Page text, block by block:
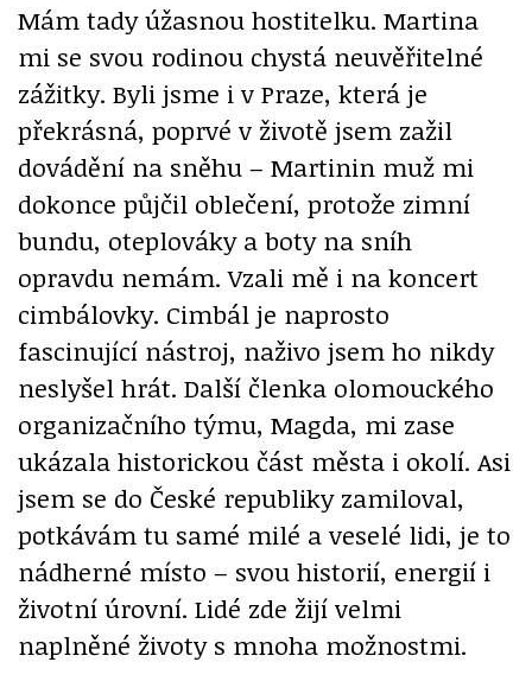
Mám tady úžasnou hostitelku. Martina
mi se svou rodinou chystá neuvěřitelné
zážitky. Byli jsme i v Praze, která je
překrásná, poprvé v životě jsem zažil
dovádění na sněhu – Martinin muž mi
dokonce půjčil oblečení, protože zimní
bundu, oteplováky a boty na sníh
opravdu nemám. Vzali mě i na koncert
cimbálovky. Cimbál je naprosto
fascinující nástroj, naživo jsem ho nikdy
neslyšel hrát. Další členka olomouckého
organizačního týmu, Magda, mi zase
ukázala historickou část města i okolí. Asi
jsem se do České republiky zamiloval,
potkávám tu samé milé a veselé lidi, je to
nádherné místo – svou historií, energií i
životní úrovní. Lidé zde žijí velmi
naplněné životy s mnoha možnostmi.